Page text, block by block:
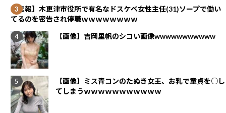
【悲報】木更津市役所で有名なドスケベ女性主任(31)ソープで働い
てるのを密告され停職ｗｗｗｗｗｗｗｗ
【画像】吉岡里帆のシコい画像wwwwwwwwwww
【画像】ミス青コンのたぬき女王、お乳で童貞を○し
てしまうｗｗｗｗｗｗｗｗｗｗｗ